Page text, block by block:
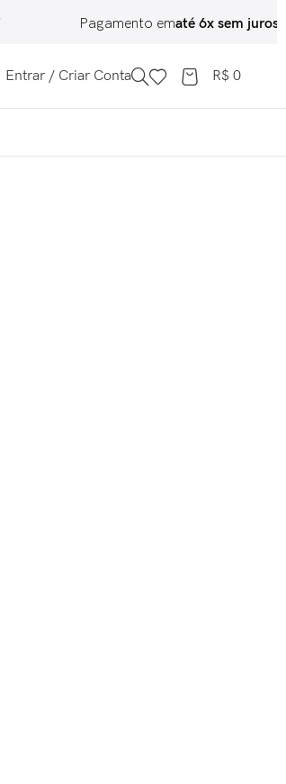
Pagamento ematé 6x sem juros
Entrar / Criar Conta R$ 0